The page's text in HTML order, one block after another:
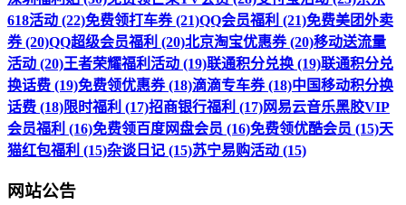
618活动 (22)免费领打车券 (21)QQ会员福利 (21)免费美团外卖
券 (20)QQ超级会员福利 (20)北京淘宝优惠券 (20)移动送流量
活动 (20)王者荣耀福利活动 (19)联通积分兑换 (19)联通积分兑
换话费 (19)免费领优惠券 (18)滴滴专车券 (18)中国移动积分换
话费 (18)限时福利 (17)招商银行福利 (17)网易云音乐黑胶VIP
会员福利 (16)免费领百度网盘会员 (16)免费领优酷会员 (15)天
猫红包福利 (15)杂谈日记 (15)苏宁易购活动 (15)
网站公告